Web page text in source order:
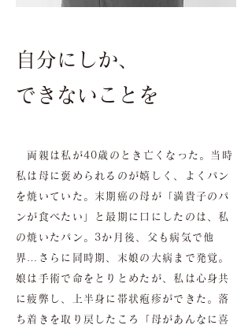
自分にしか、
できないことを
両親は私が40歳のとき亡くなった。当時
私は母に褒められるのが嬉しく、よくパン
を焼いていた。末期癌の母が「満貴子のパ
ンが食べたい」と最期に口にしたのは、私
の焼いたパン。3か月後、父も病気で他
界…さらに同時期、末娘の大病まで発覚。
娘は手術で命をとりとめたが、私は心身共
に疲弊し、上半身に帯状疱疹ができた。落
ち着きを取り戻したころ「母があんなに喜